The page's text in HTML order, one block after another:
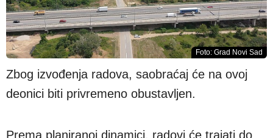
Foto: Grad Novi Sad
Zbog izvođenja radova, saobraćaj će na ovoj
deonici biti privremeno obustavljen.
Prema planiranoj dinamici, radovi će trajati do